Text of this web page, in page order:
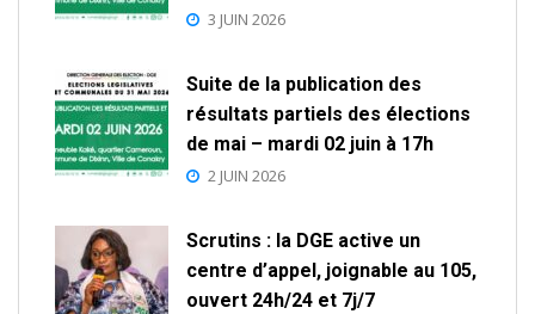
3 JUIN 2026
Suite de la publication des
résultats partiels des élections
de mai – mardi 02 juin à 17h
2 JUIN 2026
Scrutins : la DGE active un
centre d’appel, joignable au 105,
ouvert 24h/24 et 7j/7